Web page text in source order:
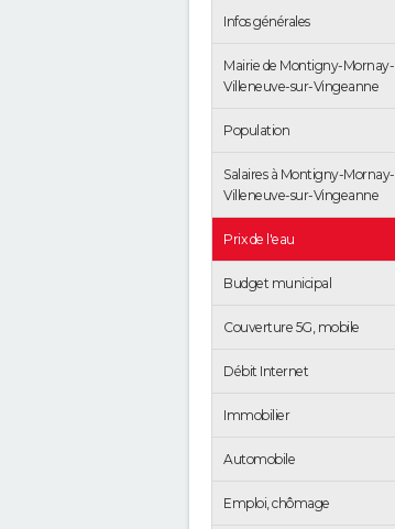
Infos générales
Mairie de Montigny-Mornay-
Villeneuve-sur-Vingeanne
Population
Salaires à Montigny-Mornay-
Villeneuve-sur-Vingeanne
Prix de l'eau
Budget municipal
Couverture 5G, mobile
Débit Internet
Immobilier
Automobile
Emploi, chômage